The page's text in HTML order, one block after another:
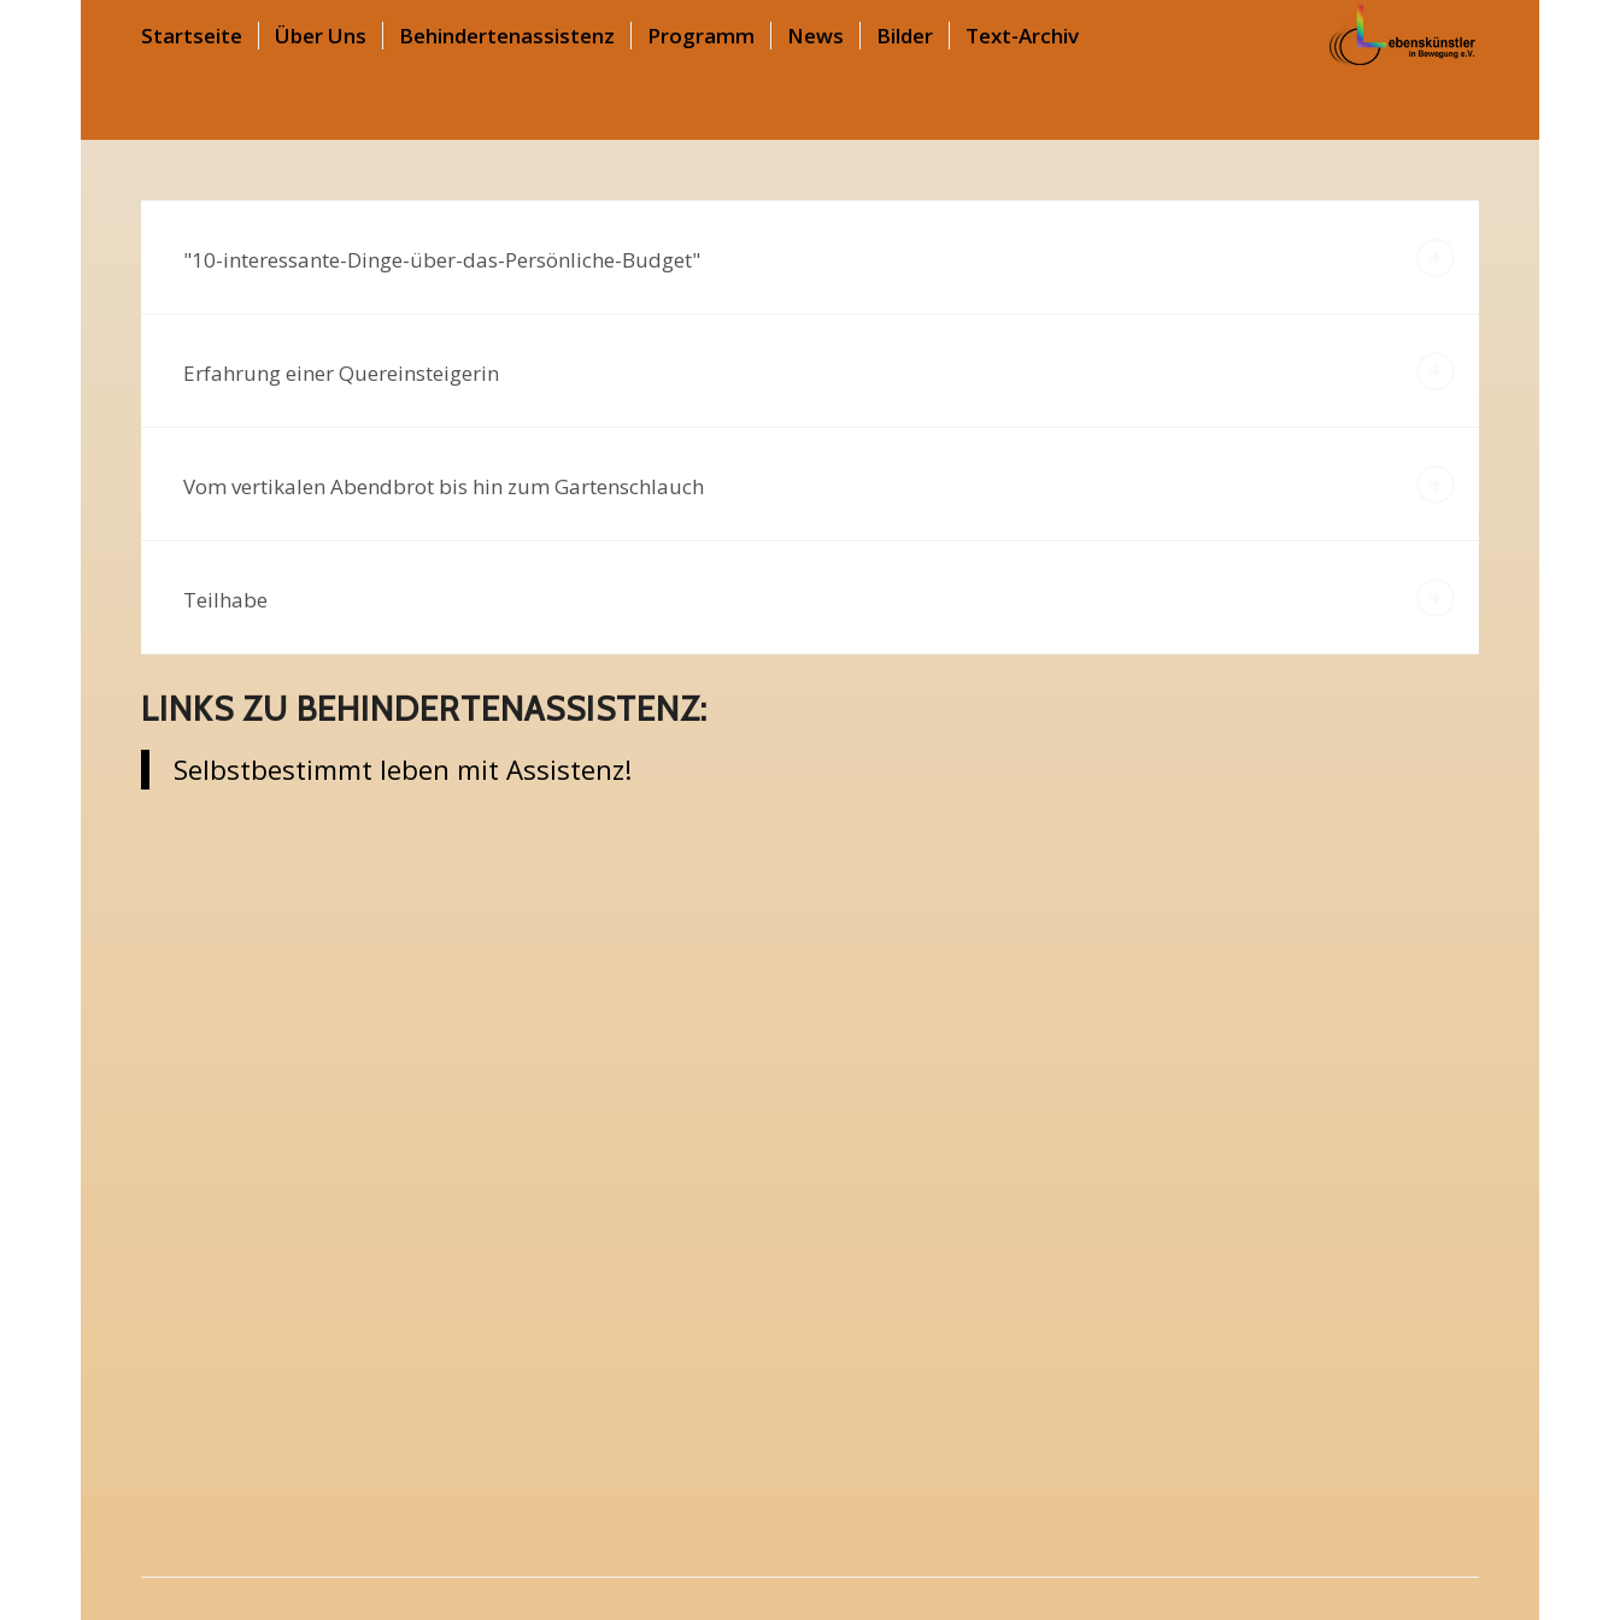
Startseite Über Uns Behindertenassistenz Programm News Bilder Text-Archiv
"10-interessante-Dinge-über-das-Persönliche-Budget"
Erfahrung einer Quereinsteigerin
Vom vertikalen Abendbrot bis hin zum Gartenschlauch
Teilhabe
LINKS ZU BEHINDERTENASSISTENZ:
Selbstbestimmt leben mit Assistenz!